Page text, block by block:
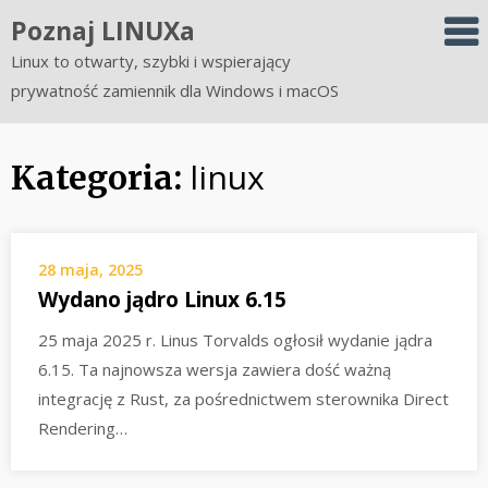
to
content
Poznaj LINUXa
Linux to otwarty, szybki i wspierający
prywatność zamiennik dla Windows i macOS
Kategoria: linux
28 maja, 2025
Wydano jądro Linux 6.15
25 maja 2025 r. Linus Torvalds ogłosił wydanie jądra
6.15. Ta najnowsza wersja zawiera dość ważną
integrację z Rust, za pośrednictwem sterownika Direct
Rendering…